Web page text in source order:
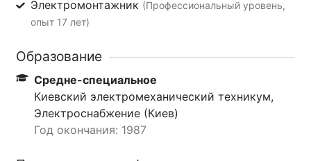
Электромонтажник (Профессиональный уровень,
опыт 17 лет)
Образование
Средне-специальное
Киевский электромеханический техникум,
Электроснабжение (Киев)
Год окончания: 1987